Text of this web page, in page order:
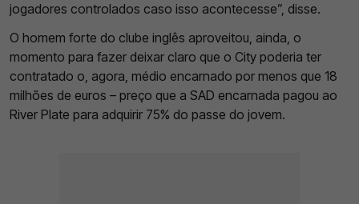
jogadores controlados caso isso acontecesse”, disse.
O homem forte do clube inglês aproveitou, ainda, o
momento para fazer deixar claro que o City poderia ter
contratado o, agora, médio encarnado por menos que 18
milhões de euros – preço que a SAD encarnada pagou ao
River Plate para adquirir 75% do passe do jovem.